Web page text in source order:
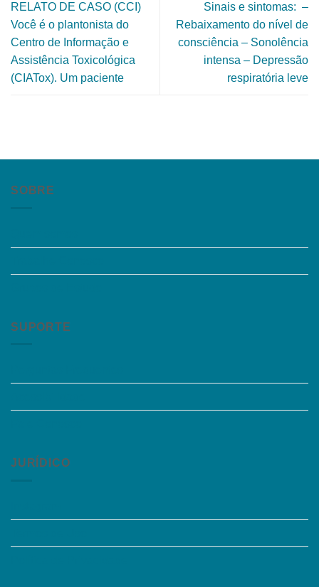
RELATO DE CASO (CCI)
Você é o plantonista do
Centro de Informação e
Assistência Toxicológica
(CIATox). Um paciente
Sinais e sintomas: –
Rebaixamento do nível de
consciência – Sonolência
intensa – Depressão
respiratória leve
SOBRE
SUPORTE
JURÍDICO